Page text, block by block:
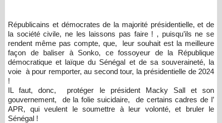
Républicains et démocrates de la majorité présidentielle, et de
la société civile, ne les laissons pas faire ! , puisqu’ils ne se
rendent même pas compte, que, leur souhait est la meilleure
façon de baliser à Sonko, ce fossoyeur de la République
démocratique et laïque du Sénégal et de sa souveraineté, la
voie à pour remporter, au second tour, la présidentielle de 2024
!
IL faut, donc, protéger le président Macky Sall et son
gouvernement, de la folie suicidaire, de certains cadres de l’
APR, qui veulent le soumettre à leur volonté, et bruler le
Sénégal !